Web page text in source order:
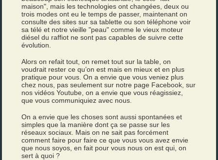
maison", mais les technologies ont changées, deux ou
trois modes ont eu le temps de passer, maintenant on
consulte des sites sur sa tablette ou son téléphone voir
sa télé et notre vieille "peau" comme le vieux moteur
diésel du raffiot ne sont pas capables de suivre cette
évolution.
Alors on refait tout, on remet tout sur la table, on
voudrait rester ce qu’on est mais en mieux et en plus
pratique pour vous. On a envie que vous veniez plus
chez nous, pas seulement sur notre page Facebook, sur
nos vidéos Youtube, on a envie que vous réagissiez,
que vous communiquiez avec nous.
On a envie que les choses sont aussi spontanées et
simples que la manière dont ça se passe sur les
réseaux sociaux. Mais on ne sait pas forcément
comment faire pour faire ce que vous vous avez envie
que nous soyos, en fait pour vous nous on est qui, on
sert à quoi ?